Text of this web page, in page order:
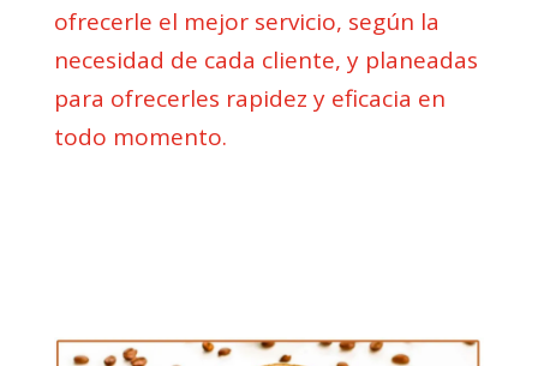
ofrecerle el mejor servicio, según la
necesidad de cada cliente, y planeadas
para ofrecerles rapidez y eficacia en
todo momento.